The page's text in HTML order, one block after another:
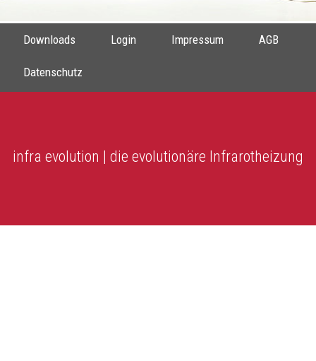
Downloads Login Impressum AGB
Datenschutz
infra evolution | die evolutionäre Infrarotheizung